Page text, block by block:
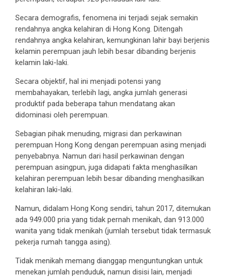
Secara demografis, fenomena ini terjadi sejak semakin
rendahnya angka kelahiran di Hong Kong. Ditengah
rendahnya angka kelahiran, kemungkinan lahir bayi berjenis
kelamin perempuan jauh lebih besar dibanding berjenis
kelamin laki-laki.
Secara objektif, hal ini menjadi potensi yang
membahayakan, terlebih lagi, angka jumlah generasi
produktif pada beberapa tahun mendatang akan
didominasi oleh perempuan.
Sebagian pihak menuding, migrasi dan perkawinan
perempuan Hong Kong dengan perempuan asing menjadi
penyebabnya. Namun dari hasil perkawinan dengan
perempuan asingpun, juga didapati fakta menghasilkan
kelahiran perempuan lebih besar dibanding menghasilkan
kelahiran laki-laki.
Namun, didalam Hong Kong sendiri, tahun 2017, ditemukan
ada 949.000 pria yang tidak pernah menikah, dan 913.000
wanita yang tidak menikah (jumlah tersebut tidak termasuk
pekerja rumah tangga asing).
Tidak menikah memang dianggap menguntungkan untuk
menekan jumlah penduduk, namun disisi lain, menjadi